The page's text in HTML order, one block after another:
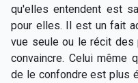
qu'elles entendent est
pour elles. Il est un fait
vue seule ou le récit des
convaincre. Celui même
de le confondre est plus